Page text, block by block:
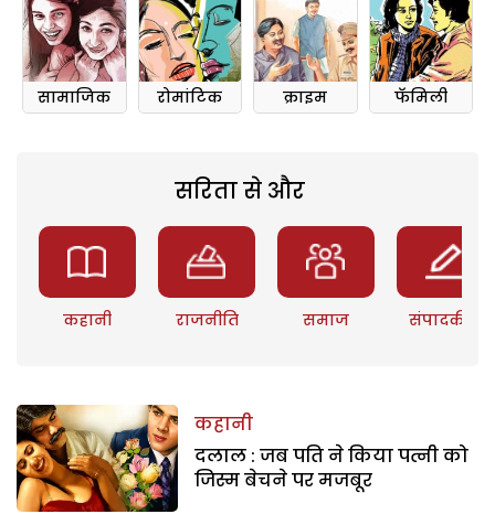
सामाजिक रोमांटिक क्राइम फॅमिली
सरिता से और
कहानी राजनीति समाज संपादकीय
कहानी
दलाल : जब पति ने किया पत्नी को
जिस्म बेचने पर मजबूर